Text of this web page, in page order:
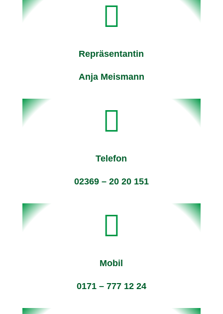

Repräsentantin
Anja Meismann

Telefon
02369 – 20 20 151

Mobil
0171 – 777 12 24